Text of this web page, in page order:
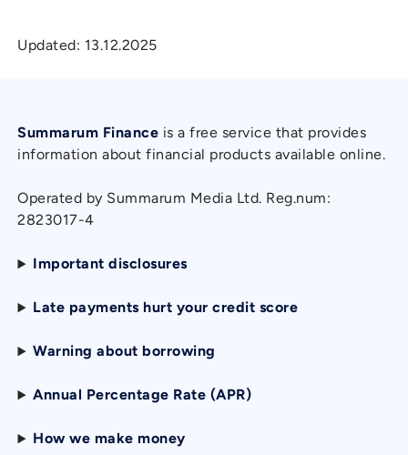
Updated: 13.12.2025
Summarum Finance is a free service that provides
information about financial products available online.
Operated by Summarum Media Ltd. Reg.num:
2823017-4
Important disclosures
Late payments hurt your credit score
Warning about borrowing
Annual Percentage Rate (APR)
How we make money